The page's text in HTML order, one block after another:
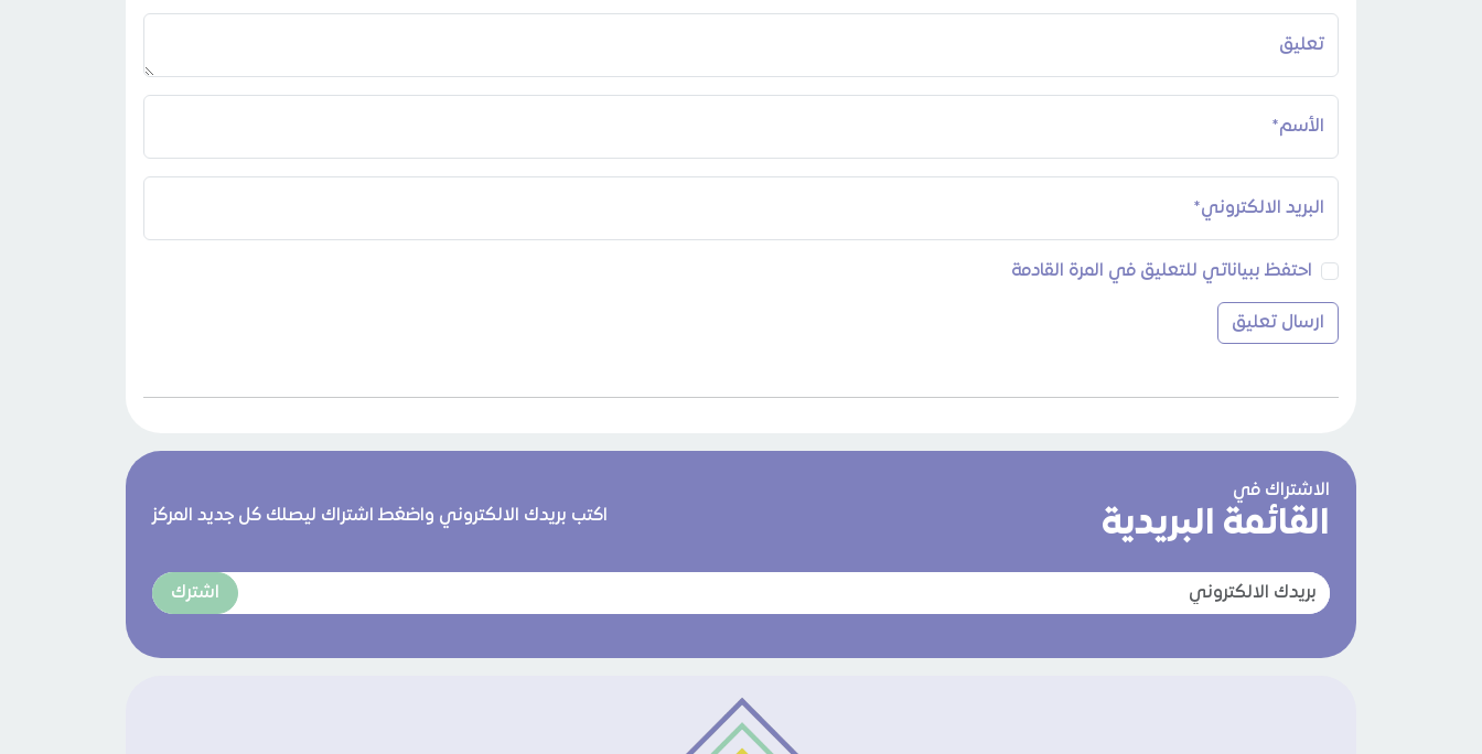
تعليق
الأسم*
البريد الالكتروني*
احتفظ ببياناتي للتعليق في المرة القادمة
الاشتراك في
القائمة البريدية اكتب بريدك الالكتروني واضغط اشتراك ليصلك كل جديد المركز
اشترك